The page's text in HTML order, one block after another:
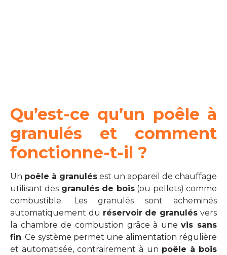
Qu’est-ce qu’un poêle à
granulés et comment
fonctionne-t-il ?
Un poêle à granulés est un appareil de chauffage
utilisant des granulés de bois(ou pellets) comme
combustible. Les granulés sont acheminés
automatiquement du réservoir de granulés vers
la chambre de combustion grâce à unevis sans
fin. Ce système permet une alimentation régulière
et automatisée, contrairement à un poêle à bois